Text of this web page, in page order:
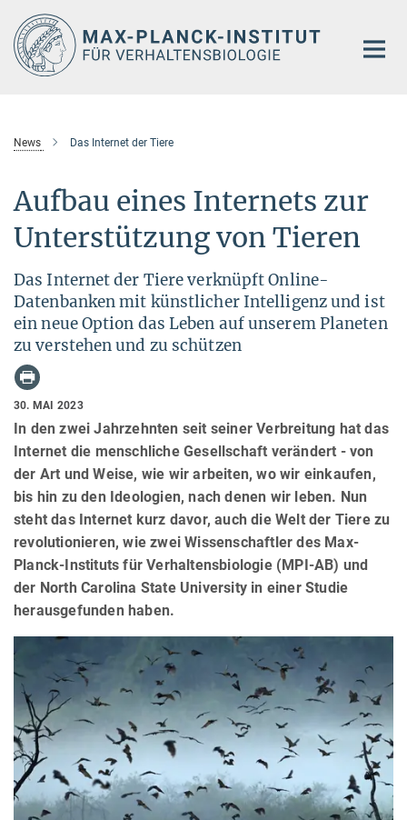
Hauptinhalt
News Das Internet der Tiere
Aufbau eines Internets zur
Unterstützung von Tieren
Das Internet der Tiere verknüpft Online-
Datenbanken mit künstlicher Intelligenz und ist
ein neue Option das Leben auf unserem Planeten
zu verstehen und zu schützen
30. MAI 2023
In den zwei Jahrzehnten seit seiner Verbreitung hat das
Internet die menschliche Gesellschaft verändert - von
der Art und Weise, wie wir arbeiten, wo wir einkaufen,
bis hin zu den Ideologien, nach denen wir leben. Nun
steht das Internet kurz davor, auch die Welt der Tiere zu
revolutionieren, wie zwei Wissenschaftler des Max-
Planck-Instituts für Verhaltensbiologie (MPI-AB) und
der North Carolina State University in einer Studie
herausgefunden haben.